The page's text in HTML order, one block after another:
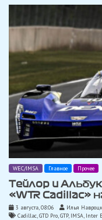
стала
WEC/IMSA Главное Прочее
Тейлор и
«WTR Cadillac»
3 августа, 08:06
Илья
Cadillac,GTD Pro,GTP, IMSA, Inter